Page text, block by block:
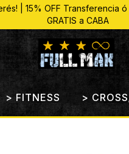
| 15% OFF Transferencia
GRATIS a CABA
> FITNESS >